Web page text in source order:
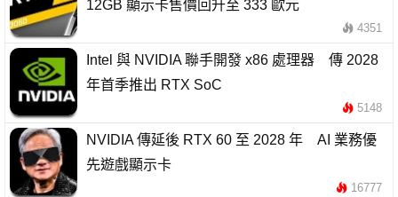
12GB 顯示卡售價回升至 333 歐元
4351
Intel 與 NVIDIA 聯手開發 x86 處理器 傳 2028
年首季推出 RTX SoC
5148
NVIDIA 傳延後 RTX 60 至 2028 年 AI 業務優
先遊戲顯示卡
16777